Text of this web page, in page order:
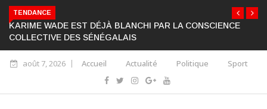
TENDANCE
KARIME WADE EST DÉJÀ BLANCHI PAR LA CONSCIENCE
COLLECTIVE DES SÉNÉGALAIS
août 7, 2026 Accueil Actualité Politique Sport